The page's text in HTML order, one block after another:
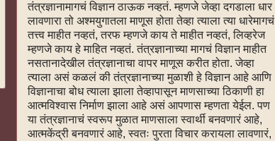
तंत्रज्ञानामागचं विज्ञान ठाऊक नव्हतं. म्हणजे जेव्हा दगडाला धार
लावणारा तो अश्मयुगातला माणूस होता तेव्हा त्याला त्या धारेमागचं
तत्त्व माहीत नव्हतं, तरफ म्हणजे काय ते माहीत नव्हतं, लिव्हरेज
म्हणजे काय हे माहित नव्हतं. तंत्रज्ञानाच्या मागचं विज्ञान माहीत
नसतानादेखील तंत्रज्ञानाचा वापर माणूस करीत होता. जेव्हा
त्याला असं कळलं की तंत्रज्ञानाच्या मुळाशी हे विज्ञान आहे आणि
विज्ञानाचा बोध त्याला झाला तेव्हापासून माणसाच्या ठिकाणी हा
आत्मविश्वास निर्माण झाला आहे असं आपणास म्हणता येईल. पण
या तंत्रज्ञानाचं स्वरूप मुळात माणसाला स्वार्थी बनवणारं आहे,
आत्मकेंद्री बनवणारं आहे, स्वतः पुरता विचार करायला लावणारं,